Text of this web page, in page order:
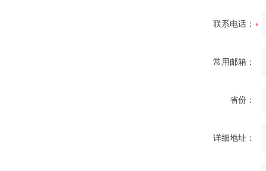
联系电话：
常用邮箱：
省份：
详细地址：